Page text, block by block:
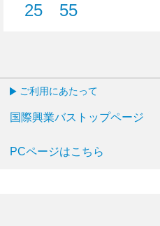
25
55
ご利用にあたって
国際興業バストップページ
PCページはこちら